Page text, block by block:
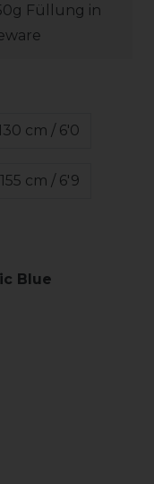
Füllung in
cm / 6'0
155 cm / 6'9
Blue